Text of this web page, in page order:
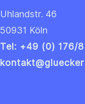
Uhlandstr. 46
50931 Köln
Tel: +49 (0) 176/